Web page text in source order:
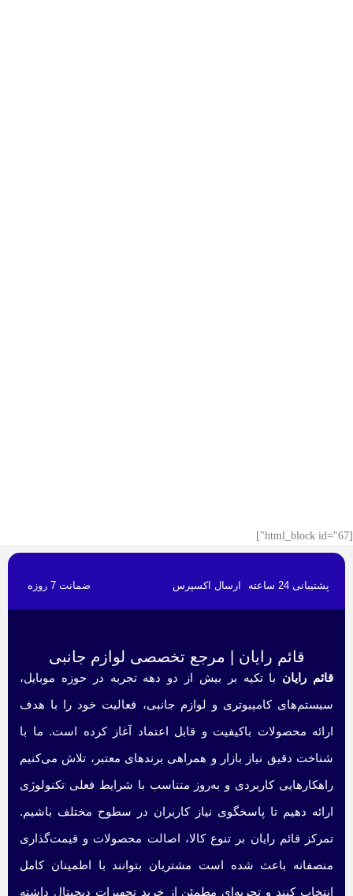
[html_block id="67"]
پشتیبانی 24 ساعته ارسال اکسپرس ضمانت 7 روزه
قائم رایان | مرجع تخصصی لوازم جانبی
قائم رایان با تکیه بر بیش از دو دهه تجربه در حوزه موبایل،
سیستم‌های کامپیوتری و لوازم جانبی، فعالیت خود را با هدف
ارائه محصولات باکیفیت و قابل اعتماد آغاز کرده است. ما با
شناخت دقیق نیاز بازار و همراهی برندهای معتبر، تلاش می‌کنیم
راهکارهایی کاربردی و به‌روز متناسب با شرایط فعلی تکنولوژی
ارائه دهیم تا پاسخگوی نیاز کاربران در سطوح مختلف باشیم.
تمرکز قائم رایان بر تنوع کالا، اصالت محصولات و قیمت‌گذاری
منصفانه باعث شده است مشتریان بتوانند با اطمینان کامل
انتخاب کنند و تجربه‌ای مطمئن از خرید تجهیزات دیجیتال داشته